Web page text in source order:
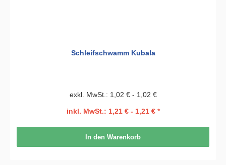
Schleifschwamm Kubala
exkl. MwSt.: 1,02 € - 1,02 €
inkl. MwSt.: 1,21 € - 1,21 € *
In den Warenkorb